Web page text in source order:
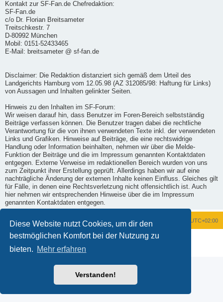
Diese Website nutzt Cookies, um dir den
bestmöglichen Komfort bei der Nutzung zu
bieten. Mehr erfahren
Verstanden!
Kontakt zur SF-Fan.de Chefredaktion:
SF-Fan.de
c/o Dr. Florian Breitsameter
Treitschkestr. 7
D-80992 München
Mobil: 0151-52433465
E-Mail: breitsameter @ sf-fan.de
Disclaimer: Die Redaktion distanziert sich gemäß dem Urteil des
Landgerichts Hamburg vom 12.05.98 (AZ 312085/98: Haftung für Links)
von Aussagen und Inhalten gelinkter Seiten.
Hinweis zu den Inhalten im SF-Forum:
Wir weisen darauf hin, dass Benutzer im Foren-Bereich selbstständig
Beiträge verfassen können. Die Benutzer tragen dabei die rechtliche
Verantwortung für die von ihnen verwendeten Texte inkl. der verwendeten
Links und Grafiken. Hinweise auf Beiträge, die eine rechtswidrige
Handlung oder Information beinhalten, nehmen wir über die Melde-
Funktion der Beiträge und die im Impressum genannten Kontaktdaten
entgegen. Externe Verweise im redaktionellen Bereich wurden von uns
zum Zeitpunkt ihrer Erstellung geprüft. Allerdings haben wir auf eine
nachträgliche Änderung der externen Inhalte keinen Einfluss. Gleiches gilt
für Fälle, in denen eine Rechtsverletzung nicht offensichtlich ist. Auch
hier nehmen wir entsprechenden Hinweise über die im Impressum
genannten Kontaktdaten entgegen.
Foren-Übersicht UTC+02:00
Powered byphpBB ® Forum Software © phpBB Limited
Datenschutz